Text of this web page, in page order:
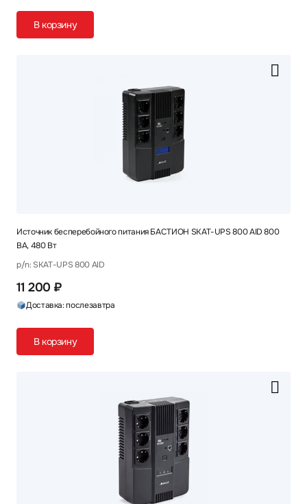
В корзину
Источник бесперебойного питания БАСТИОН SKAT-UPS 800 AID 800
ВА, 480 Вт
p/n: SKAT-UPS 800 AID
11 200 ₽
Доставка: послезавтра
В корзину